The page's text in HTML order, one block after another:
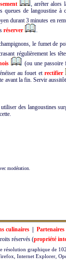
, arrêter alors
queues de langoustine
durant 3 minutes en
réserver
.
le fumet de
régulièrement les
(ou une passoire
au fouet etrectifier
avant la fin. Servir
des langoustines
modération.
culinaires Partenaires
réservés (propriété
résolution graphique de
Internet Explorer,